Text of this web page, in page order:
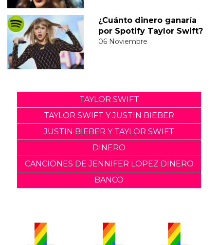
¿Cuánto dinero ganaría
por Spotify Taylor Swift?
06 Noviembre
TAYLOR SWIFT
TAYLOR SWIFT Y JUSTIN BIEBER
JUSTIN BIEBER Y TAYLOR SWIFT
DINERO
CANCIONES DE JENNIFER LOPEZ DINERO
BANCO